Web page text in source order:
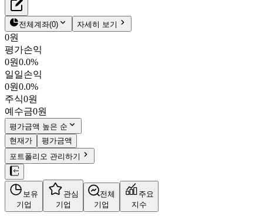
탑런토탈솔루션
2,560원
336680
KOSDAQ
시가총액
PBR0.50
PER-
fPER 5.86
배당수익률2.93%
자사주비율-
결산월12월
4분기누적
10년
주재무제표
재무정보
펀더멘탈
밸류에이션
주주환원
컨센서스
주식정보
전체계좌(0) 자세히 보기
0원
평가손익
0원0.0%
일일손익
0원0.0%
주식0원
예수금0원
평가금액 높은 순
현재가
평가금액
포트폴리오 관리하기
보유
기업
관심
기업
전체
기업
주요
지수